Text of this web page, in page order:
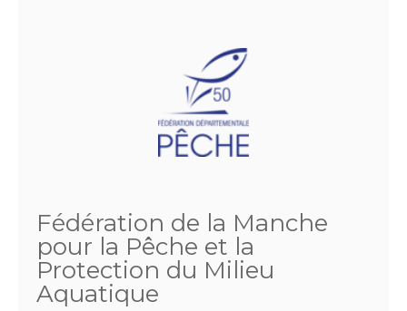
Fédération de la Manche
pour la Pêche et la
Protection du Milieu
Aquatique